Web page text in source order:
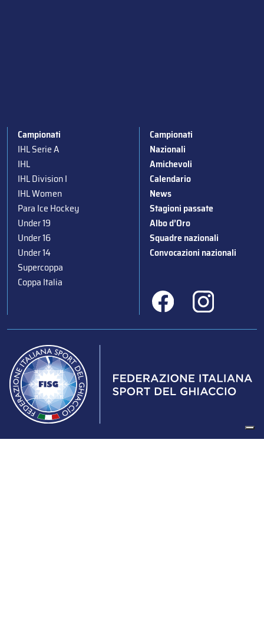
Campionati
IHL Serie A
IHL
IHL Division I
IHL Women
Para Ice Hockey
Under 19
Under 16
Under 14
Supercoppa
Coppa Italia
Campionati
Nazionali
Amichevoli
Calendario
News
Stagioni passate
Albo d’Oro
Squadre nazionali
Convocazioni nazionali